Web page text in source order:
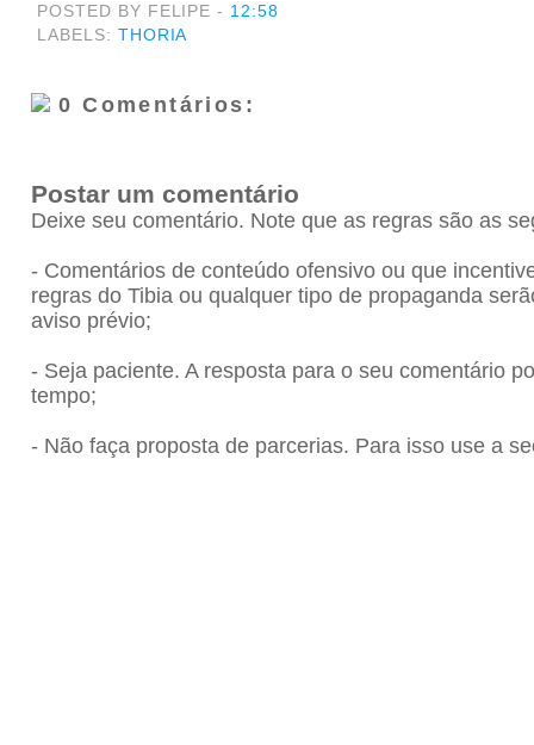
POSTED BY FELIPE- 12:58
LABELS: THORIA
0 Comentários:
Postar um comentário
Deixe seu comentário. Note que as regras são as
- Comentários de conteúdo ofensivo ou que
regras do Tibia ou qualquer tipo de propaganda
aviso prévio;
- Seja paciente. A resposta para o seu comentário
tempo;
- Não faça proposta de parcerias. Para isso use a